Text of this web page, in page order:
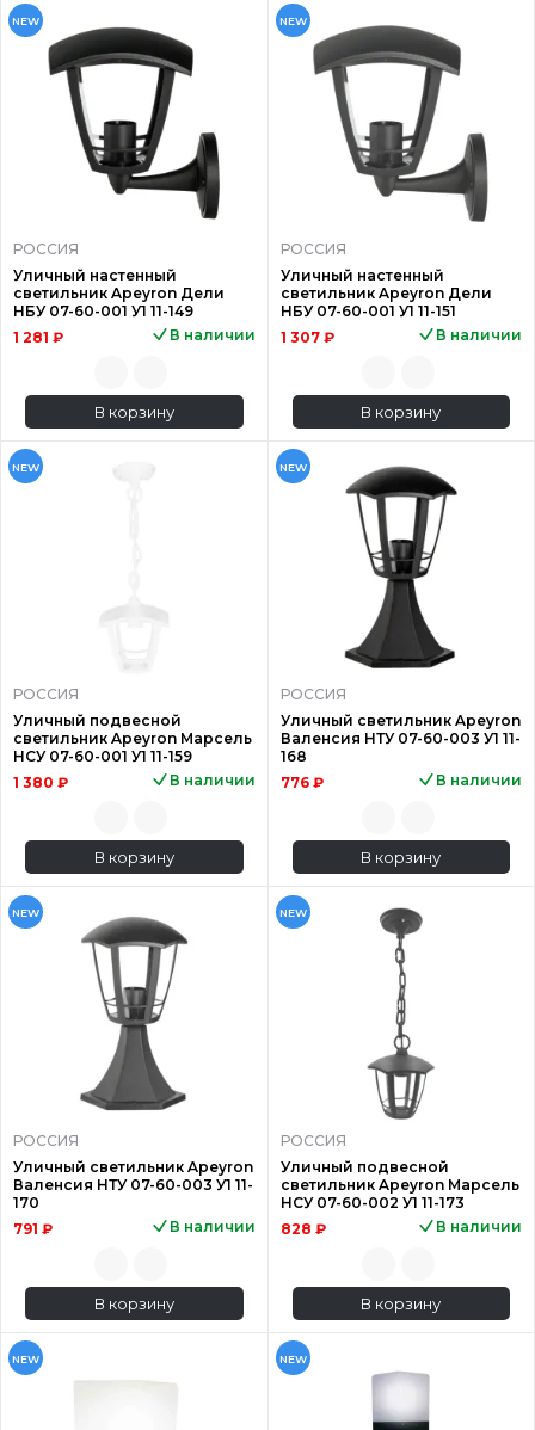
NEW
РОССИЯ
Уличный настенный
светильник Apeyron Дели
НБУ 07-60-001 У1 11-149
1 281 ₽
В наличии
В корзину
NEW
РОССИЯ
Уличный настенный
светильник Apeyron Дели
НБУ 07-60-001 У1 11-151
1 307 ₽
В наличии
В корзину
NEW
РОССИЯ
Уличный подвесной
светильник Apeyron Марсель
НСУ 07-60-001 У1 11-159
1 380 ₽
В наличии
В корзину
NEW
РОССИЯ
Уличный светильник Apeyron
Валенсия НТУ 07-60-003 У1 11-
168
776 ₽
В наличии
В корзину
NEW
РОССИЯ
Уличный светильник Apeyron
Валенсия НТУ 07-60-003 У1 11-
170
791 ₽
В наличии
В корзину
NEW
РОССИЯ
Уличный подвесной
светильник Apeyron Марсель
НСУ 07-60-002 У1 11-173
828 ₽
В наличии
В корзину
NEW NEW